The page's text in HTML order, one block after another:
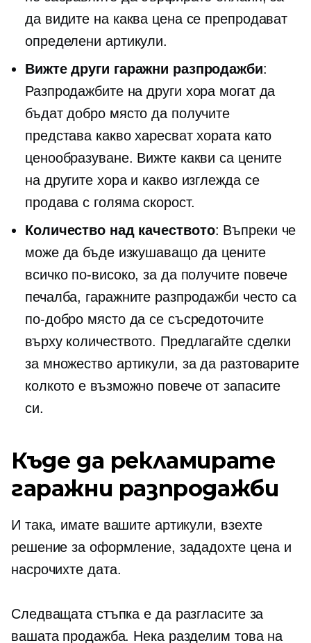
да видите на каква цена се препродават
определени артикули.
Вижте други гаражни разпродажби:
Разпродажбите на други хора могат да
бъдат добро място да получите
представа какво харесват хората като
ценообразуване. Вижте какви са цените
на другите хора и какво изглежда се
продава с голяма скорост.
Количество над качеството: Въпреки че
може да бъде изкушаващо да цените
всичко по-високо, за да получите повече
печалба, гаражните разпродажби често са
по-добро място да се съсредоточите
върху количеството. Предлагайте сделки
за множество артикули, за да разтоварите
колкото е възможно повече от запасите
си.
Къде да рекламирате
гаражни разпродажби
И така, имате вашите артикули, взехте
решение за оформление, зададохте цена и
насрочихте дата.
Следващата стъпка е да разгласите за
вашата продажба. Нека разделим това на